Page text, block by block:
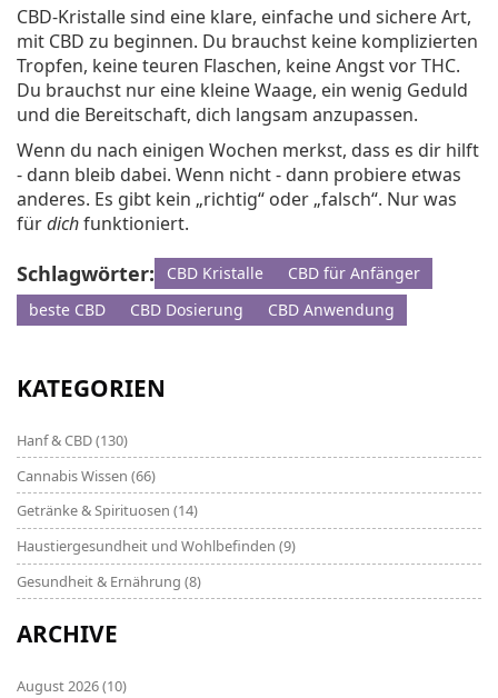
CBD-Kristalle sind eine klare, einfache und sichere Art,
mit CBD zu beginnen. Du brauchst keine komplizierten
Tropfen, keine teuren Flaschen, keine Angst vor THC.
Du brauchst nur eine kleine Waage, ein wenig Geduld
und die Bereitschaft, dich langsam anzupassen.
Wenn du nach einigen Wochen merkst, dass es dir hilft
- dann bleib dabei. Wenn nicht - dann probiere etwas
anderes. Es gibt kein „richtig“ oder „falsch“. Nur was
fürdichfunktioniert.
Schlagwörter: CBD Kristalle
CBD für Anfänger
beste CBD
CBD Dosierung CBD Anwendung
KATEGORIEN
Hanf & CBD(130)
Cannabis Wissen (66)
Getränke & Spirituosen (14)
Haustiergesundheit und Wohlbefinden (9)
Gesundheit & Ernährung (8)
ARCHIVE
August 2026(10)